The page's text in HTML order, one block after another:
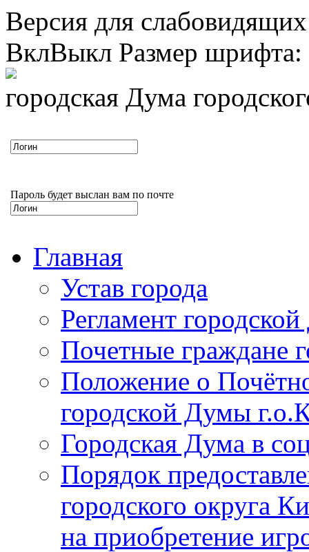
Версия для
ВклВыкл Размер шрифта:
городская Дума
Пароль будет выслан вам по почте
Главная
Устав города
Регламент
Почетные граждане
Положение о
городской Думы
Городская Дума в
Порядок
городского округа
на приобретение